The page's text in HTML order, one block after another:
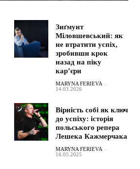
Зиґмунт
Міловшевський: як
не втратити успіх,
зробивши крок
назад на піку
кар’єри
MARYNA FERIEVA -
14.03.2026
Вірність собі як ключ
до успіху: історія
польського репера
Лешека Кажмерчака
MARYNA FERIEVA -
16.05.2025